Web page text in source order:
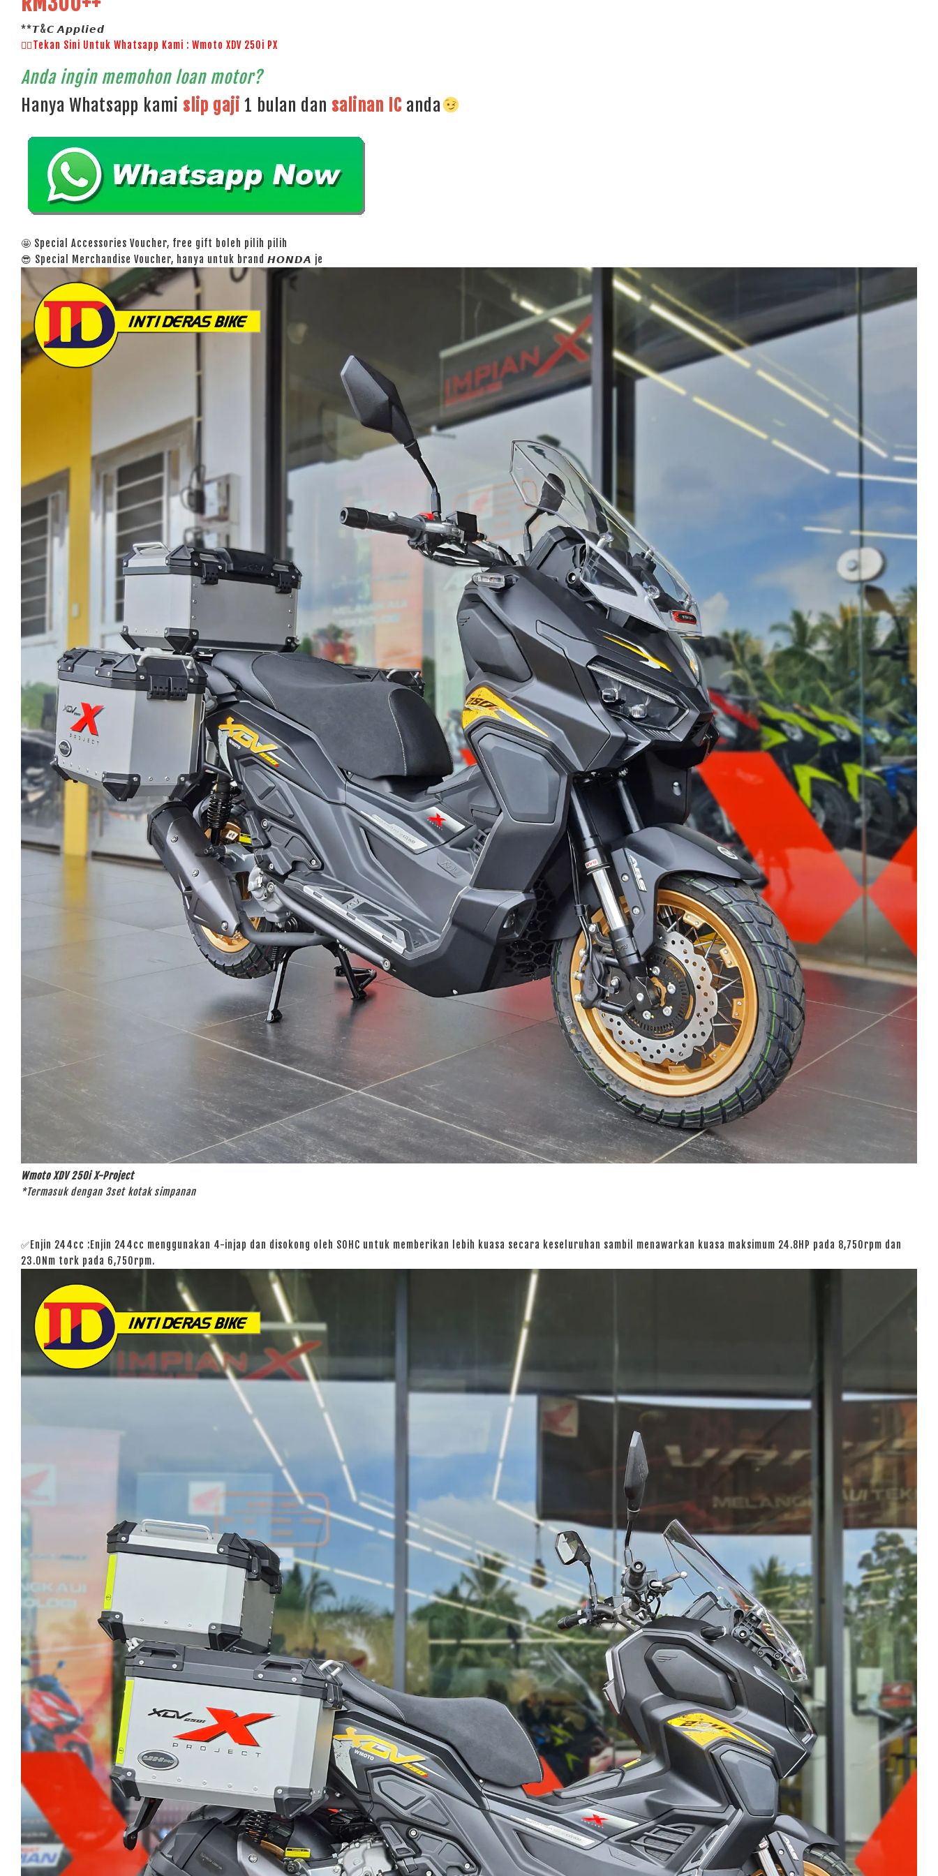
**𝙏&𝘾 𝘼𝙥𝙥𝙡𝙞𝙚𝙙
👉🏻Tekan Sini Untuk Whatsapp Kami : Wmoto XDV 250i PX
Anda ingin memohon loan motor?
Hanya Whatsapp kami slip gaji 1 bulan dan salinan IC anda
🤩 Special Accessories Voucher, free gift boleh pilih pilih
😎 Special Merchandise Voucher, hanya untuk brand 𝙃𝙊𝙉𝘿𝘼 je
Wmoto XDV 250i X-Project
*Termasuk dengan 3set kotak simpanan
✅Enjin 244cc :Enjin 244cc menggunakan 4-injap dan disokong oleh SOHC untuk memberikan lebih kuasa secara keseluruhan sambil menawarkan kuasa maksimum 24.8HP pada 8,750rpm dan
23.0Nm tork pada 6,750rpm.